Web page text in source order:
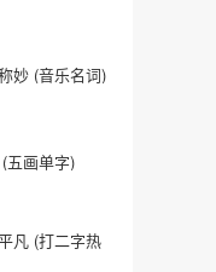
妙 (音乐名词)
五画单字)
凡 (打二字热